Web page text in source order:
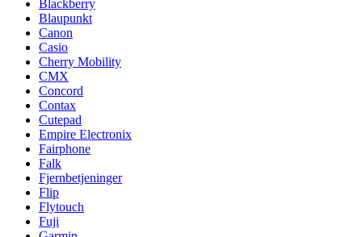
Blackberry
Blaupunkt
Canon
Casio
Cherry Mobility
CMX
Concord
Contax
Cutepad
Empire Electronix
Fairphone
Falk
Fjernbetjeninger
Flip
Flytouch
Fuji